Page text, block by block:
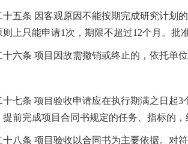
十五条 因客观原因不能按期完成研究计划
则上只能申请1次，期限不超过12个月。
十六条 项目因故需撤销或终止的，依托单
十七条 项目验收申请应在执行期满之日起
提前完成项目合同书规定的任务、指标的
十八条 项目验收以合同书为主要依据。对